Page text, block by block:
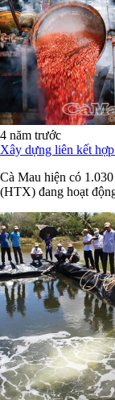
4 năm trước
Xây dựng liên kết
Cà Mau hiện có
(HTX) đang hoạt